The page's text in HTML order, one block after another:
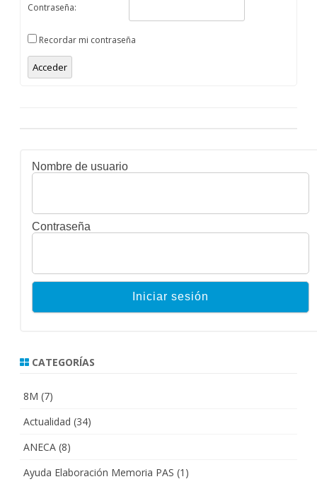
Contraseña:
Recordar mi contraseña
Acceder
Nombre de usuario
Contraseña
CATEGORÍAS
8M (7)
Actualidad (34)
ANECA (8)
Ayuda Elaboración Memoria PAS (1)